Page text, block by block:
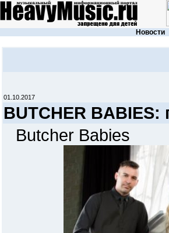
Новости
01.10.2017
BUTCHER
Butcher Babies